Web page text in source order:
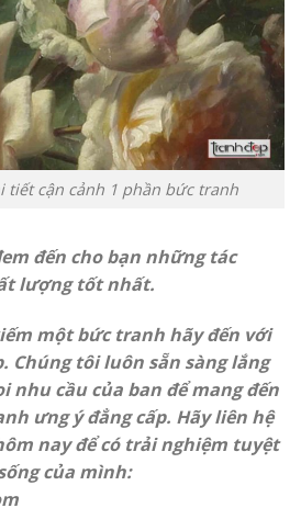
tiết cận cảnh 1 phần bức tranh
đến cho bạn những tác
lượng tốt nhất.
một bức tranh hãy đến với
Chúng tôi luôn sẵn sàng lắng
nhu cầu của ban để mang đến
ưng ý đẳng cấp. Hãy liên hệ
nay để có trải nghiệm tuyệt
của mình: